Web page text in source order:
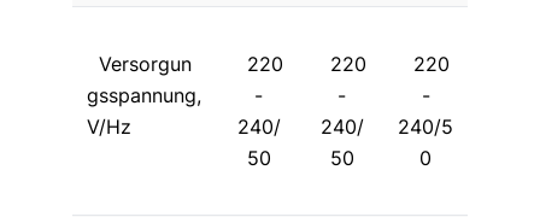
Versorgun
gsspannung,
V/Hz
220
-
240/
50
220
-
240/
50
220
-
240/5
0